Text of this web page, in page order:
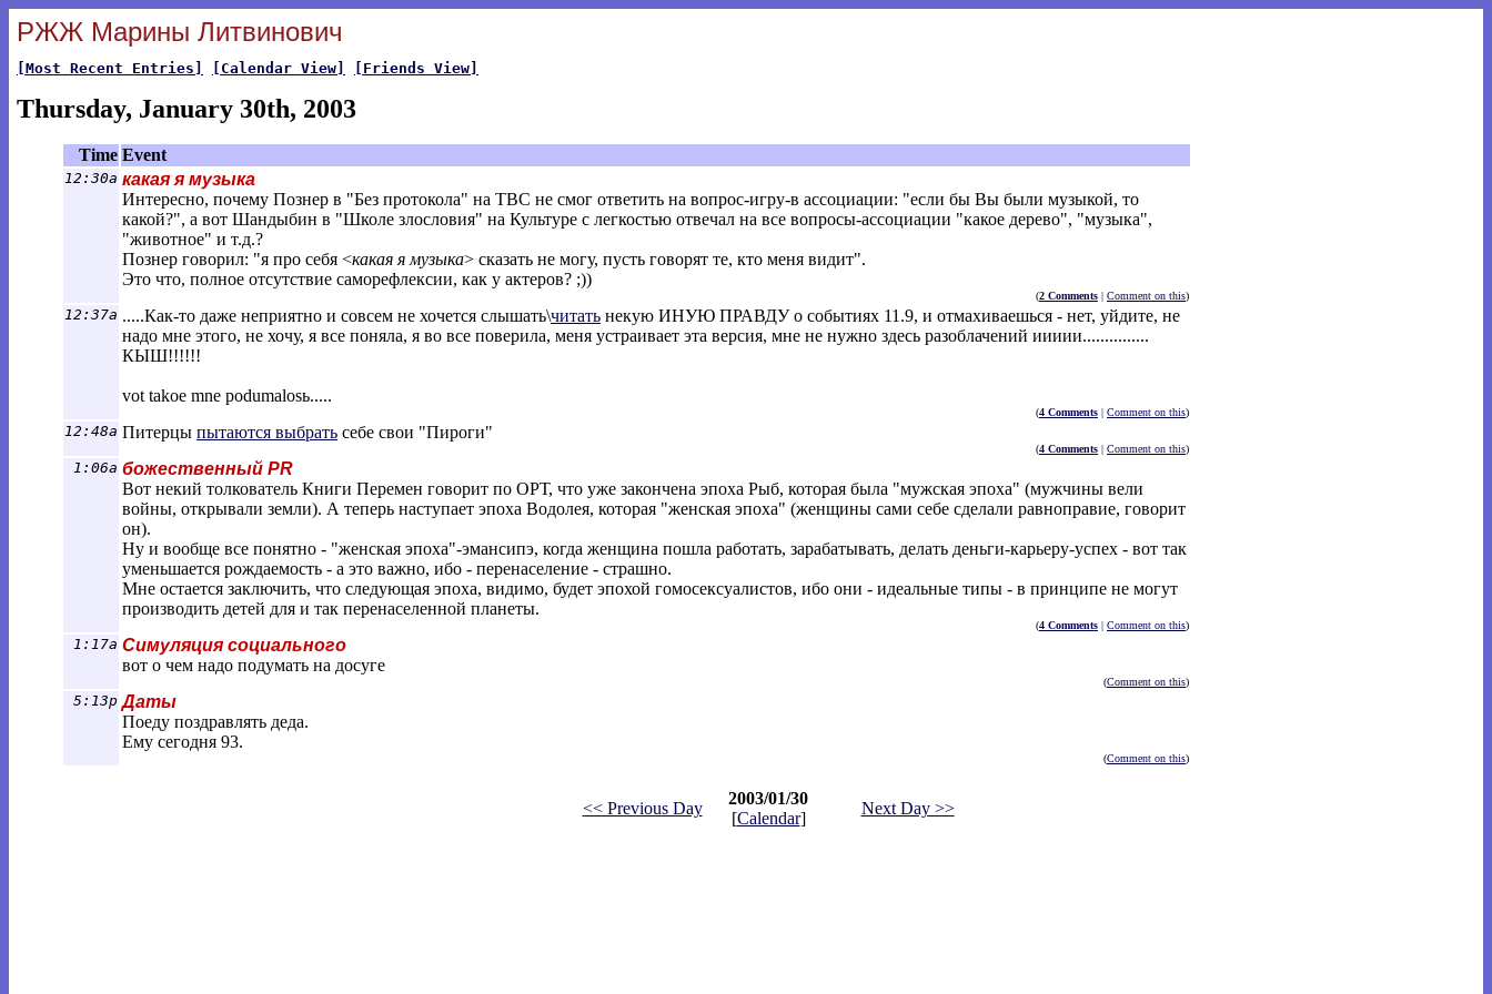
РЖЖ Марины Литвинович
[Most Recent Entries] [Calendar View] [Friends View]
Thursday, January 30th, 2003
Time Event
12:30a какая я музыка
Интересно, почему Познер в "Без протокола" на ТВС не смог ответить на вопрос-игру-в ассоциации: "если бы Вы были музыкой, то
какой?", а вот Шандыбин в "Школе злословия" на Культуре с легкостью отвечал на все вопросы-ассоциации "какое дерево", "музыка",
"животное" и т.д.?
Познер говорил: "я про себя <какая я музыка> сказать не могу, пусть говорят те, кто меня видит".
Это что, полное отсутствие саморефлексии, как у актеров? ;))
(2 Comments | Comment on this)
12:37a .....Как-то даже неприятно и совсем не хочется слышать\читать некую ИНУЮ ПРАВДУ о событиях 11.9, и отмахиваешься - нет, уйдите, не
надо мне этого, не хочу, я все поняла, я во все поверила, меня устраивает эта версия, мне не нужно здесь разоблачений иииии...............
КЫШ!!!!!!
vot takoe mne podumalosь.....
(4 Comments | Comment on this)
12:48a Питерцы пытаются выбрать себе свои "Пироги"
(4 Comments | Comment on this)
1:06a божественный PR
Вот некий толкователь Книги Перемен говорит по ОРТ, что уже закончена эпоха Рыб, которая была "мужская эпоха" (мужчины вели
войны, открывали земли). А теперь наступает эпоха Водолея, которая "женская эпоха" (женщины сами себе сделали равноправие, говорит
он).
Ну и вообще все понятно - "женская эпоха"-эмансипэ, когда женщина пошла работать, зарабатывать, делать деньги-карьеру-успех - вот так
уменьшается рождаемость - а это важно, ибо - перенаселение - страшно.
Мне остается заключить, что следующая эпоха, видимо, будет эпохой гомосексуалистов, ибо они - идеальные типы - в принципе не могут
производить детей для и так перенаселенной планеты.
(4 Comments | Comment on this)
1:17a Симуляция социального
вот о чем надо подумать на досуге
(Comment on this)
5:13p Даты
Поеду поздравлять деда.
Ему сегодня 93.
(Comment on this)
<< Previous Day
2003/01/30
[Calendar]
Next Day >>